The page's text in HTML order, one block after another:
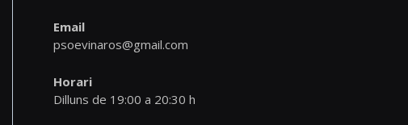
Email
psoevinaros@gmail.com
Horari
Dilluns de 19:00 a 20:30 h